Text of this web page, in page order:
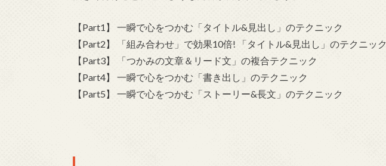
【Part1】 一瞬で心をつかむ「タイトル&見出し」のテクニック
【Part2】 「組み合わせ」で効果10倍! 「タイトル&見出し」のテクニック
【Part3】 「つかみの文章＆リード文」の複合テクニック
【Part4】 一瞬で心をつかむ「書き出し」のテクニック
【Part5】 一瞬で心をつかむ「ストーリー&長文」のテクニック